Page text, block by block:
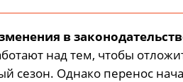
в
над тем, чтобы
сезон. Однако перенос